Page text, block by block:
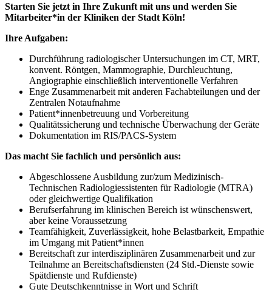
Starten Sie jetzt in Ihre Zukunft mit uns und werden Sie
Mitarbeiter*in der Kliniken der Stadt Köln!
Ihre Aufgaben:
Durchführung radiologischer Untersuchungen im CT, MRT,
konvent. Röntgen, Mammographie, Durchleuchtung,
Angiographie einschließlich interventionelle Verfahren
Enge Zusammenarbeit mit anderen Fachabteilungen und der
Zentralen Notaufnahme
Patient*innenbetreuung und Vorbereitung
Qualitätssicherung und technische Überwachung der Geräte
Dokumentation im RIS/PACS-System
Das macht Sie fachlich und persönlich aus:
Abgeschlossene Ausbildung zur/zum Medizinisch-
Technischen Radiologiessistenten für Radiologie (MTRA)
oder gleichwertige Qualifikation
Berufserfahrung im klinischen Bereich ist wünschenswert,
aber keine Voraussetzung
Teamfähigkeit, Zuverlässigkeit, hohe Belastbarkeit, Empathie
im Umgang mit Patient*innen
Bereitschaft zur interdisziplinären Zusammenarbeit und zur
Teilnahme an Bereitschaftsdiensten (24 Std.-Dienste sowie
Spätdienste und Rufdienste)
Gute Deutschkenntnisse in Wort und Schrift